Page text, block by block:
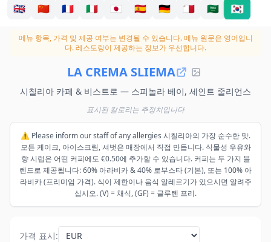
🇬🇧 🇨🇳 🇫🇷 🇮🇹 🇯🇵 🇪🇸 🇩🇪 🇲🇹 🇸🇦 🇰🇷
메뉴 항목, 가격 및 제공 여부는 변경될 수 있습니다.메뉴 원문은 영어입니
다. 레스토랑이 제공하는 정보가 우선합니다.
LA CREMA SLIEMA
시칠리아 카페 & 비스트로 — 스피놀라 베이, 세인트 줄리언스
표시된 칼로리는 추정치입니다
⚠️ Please inform our staff of any allergies 시칠리아의 가장 순수한 맛.
모든 케이크, 아이스크림, 셔벗은 매장에서 직접 만듭니다. 식물성 우유와
향 시럽은 어떤 커피에도 €0.50에 추가할 수 있습니다. 커피는 두 가지 블
렌드로 제공됩니다: 60% 아라비카 & 40% 로부스타 (기본), 또는 100% 아
라비카 (프리미엄 가격). 식이 제한이나 음식 알레르기가 있으시면 알려주
십시오. (V) = 채식, (GF) = 글루텐 프리.
가격 표시: